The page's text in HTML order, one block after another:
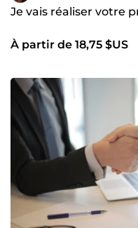
Je vais réaliser votre
À partir de 18,75 $US